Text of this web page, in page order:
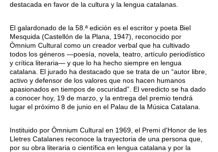
destacada en favor de la cultura y la lengua catalanas.
El galardonado de la 58.ª edición es el escritor y poeta Biel
Mesquida (Castellón de la Plana, 1947), reconocido por
Òmnium Cultural como un creador verbal que ha cultivado
todos los géneros —poesía, novela, teatro, artículo periodístico
y crítica literaria— y que lo ha hecho siempre en lengua
catalana. El jurado ha destacado que se trata de un “autor libre,
activo y defensor de los valores que nos hacen humanos
apasionados en tiempos de oscuridad”. El veredicto se ha dado
a conocer hoy, 19 de marzo, y la entrega del premio tendrá
lugar el próximo 8 de junio en el Palau de la Música Catalana.
Instituido por Òmnium Cultural en 1969, el Premi d'Honor de les
Lletres Catalanes reconoce la trayectoria de una persona que,
por su obra literaria o científica en lengua catalana y por la